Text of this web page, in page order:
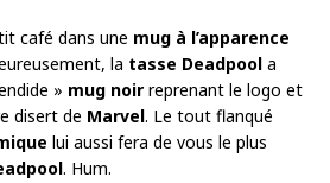
café dans une mug à l’apparence
la tasse Deadpool a
» mug noir reprenant le logo et
disert de Marvel. Le tout flanqué
lui aussi fera de vous le plus
. Hum.